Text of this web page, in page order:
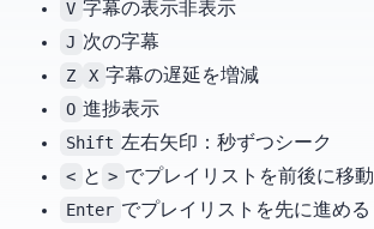
V 字幕の表示 / 非表示
J 次の字幕
Z X 字幕の遅延を増減
O 進捗表示
Shift + 左右矢印：1 秒ずつシーク
< と > でプレイリストを前後に移動
Enter でプレイリストを先に進める